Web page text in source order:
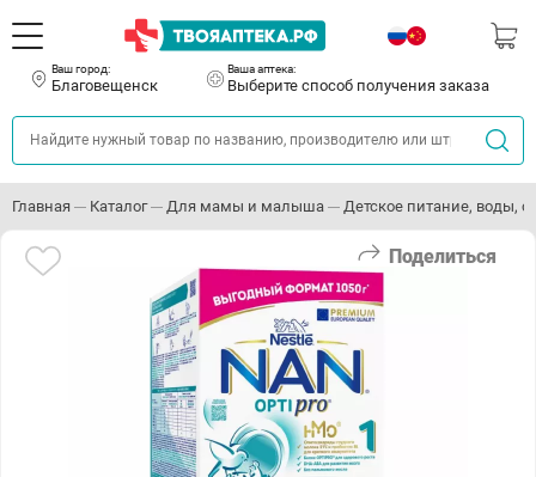
Ваш город:
Благовещенск
Ваша аптека:
Выберите способ получения заказа
Главная Каталог Для мамы и малыша Детское питание, воды,
Поделиться